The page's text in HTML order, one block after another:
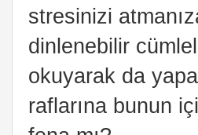
stresinizi
dinlenebilir
okuyarak da
raflarına bunun